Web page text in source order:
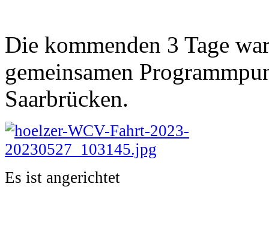
Die kommenden 3 Tage
gemeinsamen
Saarbrücken.
Es ist angerichtet